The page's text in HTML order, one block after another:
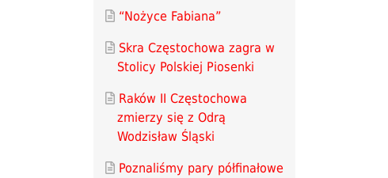
“Nożyce Fabiana”
Skra Częstochowa zagra w
Stolicy Polskiej Piosenki
Raków II Częstochowa
zmierzy się z Odrą
Wodzisław Śląski
Poznaliśmy pary półfinałowe